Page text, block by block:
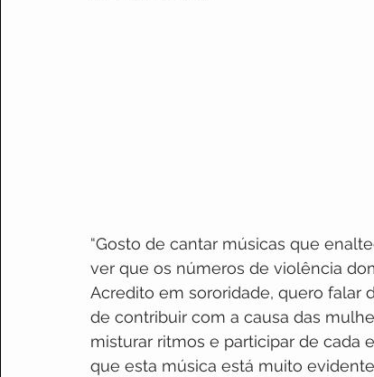
“Gosto de cantar músicas que
ver que os números de violência
Acredito em sororidade, quero falar
de contribuir com a causa das
misturar ritmos e participar de cada
que esta música está muito